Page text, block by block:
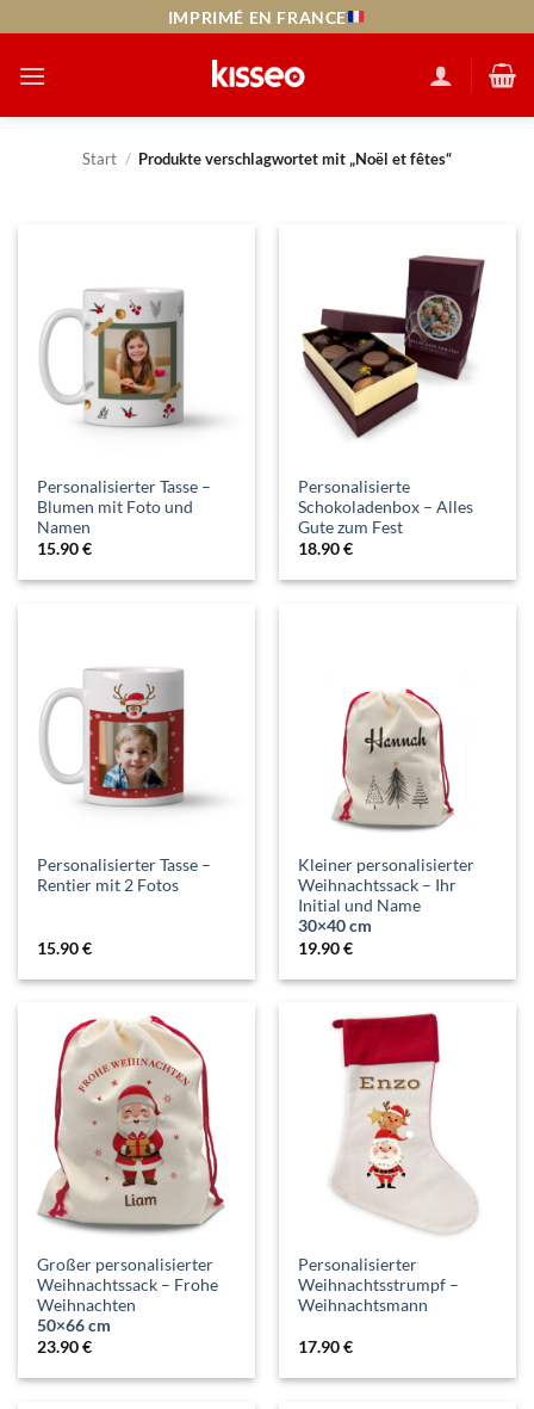
springen
LIVRAISON EXPRESS J+1
Start / Produkte verschlagwortet mit „Noël et fêtes“
Personalisierter Tasse –
Blumen mit Foto und
Namen
15.90€
Personalisierte
Schokoladenbox – Alles
Gute zum Fest
18.90€
Personalisierter Tasse –
Rentier mit 2 Fotos
15.90€
Kleiner personalisierter
Weihnachtssack – Ihr
Initial und Name
30×40 cm
19.90€
Großer personalisierter
Weihnachtssack – Frohe
Weihnachten
50×66 cm
23.90€
Personalisierter
Weihnachtsstrumpf –
Weihnachtsmann
17.90€